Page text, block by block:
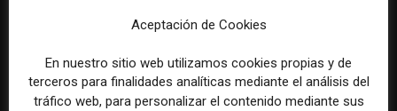
Creador/a de contenidos
Barcelona Gods Brand Indefinido Tiempo completo
Aceptación de Cookies
En nuestro sitio web utilizamos cookies propias y de
terceros para finalidades analíticas mediante el análisis del
tráfico web, para personalizar el contenido mediante sus